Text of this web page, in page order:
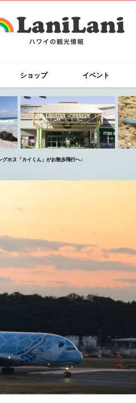
ショップ イベント
ホヌ「カイくん」がお散歩飛行へ♪